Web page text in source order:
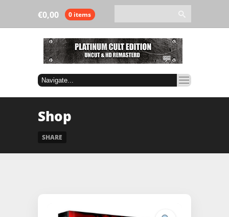
0,00
€ 0 items
Shop
SHARE